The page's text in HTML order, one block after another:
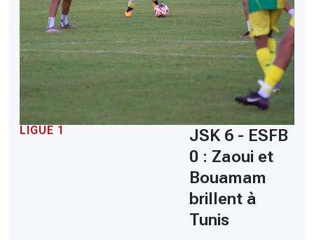
LIGUE 1
JSK 6 - ESFB
0 : Zaoui et
Bouamam
brillent à
Tunis